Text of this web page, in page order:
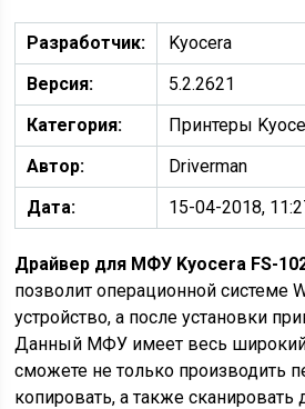
Разработчик:
Kyocera
Версия:
5.2.2621
Категория:
Принтеры
Автор:
Driverman
Дата:
15-04-2018,
Драйвер для МФУ Kyocera FS-
позволит операционной системе
устройство, а после установки
Данный МФУ имеет весь
сможете не только производить
копировать, а также